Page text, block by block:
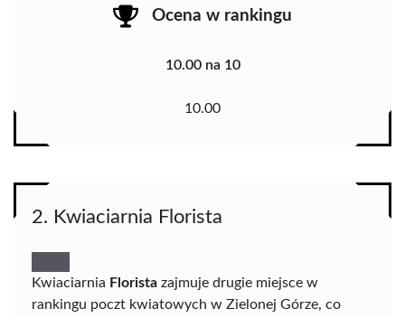
Ocena w rankingu
10.00 na 10
10.00
2. Kwiaciarnia Florista
Kwiaciarnia Florista zajmuje drugie miejsce w
rankingu poczt kwiatowych w Zielonej Górze, co